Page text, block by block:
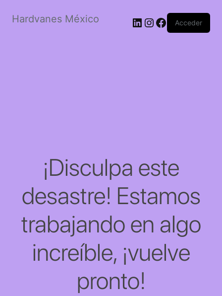
Hardvanes México LinkedIn
Instagram
Facebook
Acceder
¡Disculpa este
desastre! Estamos
trabajando en algo
increíble, ¡vuelve
pronto!